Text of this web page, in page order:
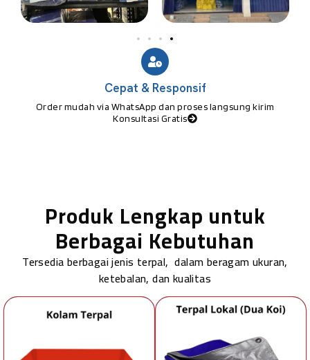
Cepat & Responsif
Order mudah via WhatsApp dan proses langsung kirim
Konsultasi Gratis
Produk Lengkap untuk
Berbagai Kebutuhan
Tersedia berbagai jenis terpal, dalam beragam ukuran,
ketebalan, dan kualitas